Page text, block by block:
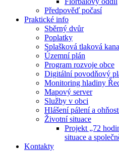
Předpověď počasí
Praktické info
Sběrný dvůr
Poplatky
Splašková tlaková
Územní plán
Program rozvoje obce
Digitální povodňový
Monitoring hladiny
Mapový server
Služby v obci
Hlášení pálení a
Životní situace
Projekt „72
situace a
Kontakty